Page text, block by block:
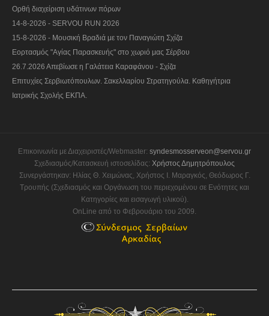
Ορθή διαχείριση υδάτινων πόρων
14-8-2026 - SERVOU RUN 2026
15-8-2026 - Μουσική Βραδιά με τον Παναγιώτη Σχίζα
Εορτασμός "Αγίας Παρασκευής" στο χωριό μας Σέρβου
26.7.2026 Απεβίωσε η Γαλάτεια Καραφάνου - Σχίζα
Επιτυχίες Σερβιωτόπουλων. Σακελλαρίου Στρατηγούλα. Καθηγήτρια
Ιατρικής Σχολής ΕΚΠΑ.
Επικοινωνία με Διαχειριστές/Webmaster: syndesmosserveon@servou.gr
Σχεδιασμός/Κατασκευή ιστοσελίδας: Χρήστος Δημητρόπουλος
Συνεργάστηκαν: Ηλίας Θ. Χειμώνας, Χρήστος Ι. Μαραγκός, Θεόδωρος Γ.
Τρουπής (Σχεδιασμός και Οργάνωση του περιεχομένου σε Ενότητες και
Κατηγορίες και εισαγωγή υλικού).
OnLine από το Φεβρουάριο του 2009.